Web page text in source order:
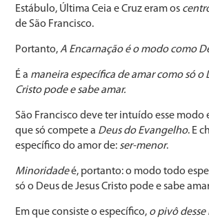
Estábulo, Última Ceia e Cruz eram os
de São Francisco.
Portanto,A Encarnação é o modo como
É a maneira específica de amar como só o
Cristo pode e sabe amar.
São Francisco deve ter intuído esse modo
que só compete a Deus do Evangelho. E
específico do amor de: ser-menor.
Minoridadeé, portanto: o modo todo
só o Deus de Jesus Cristo pode e sabe
Em que consiste o específico, o pivô desse